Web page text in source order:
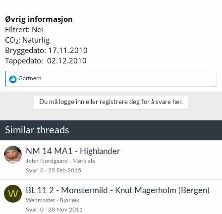
Øvrig informasjon
Filtrert: Nei
CO2: Naturlig
Bryggedato: 17.11.2010
Tappedato: 02.12.2010
R
e
a
n
e
r
:
Gartnern
Du må logge inn eller registrere deg for å svare her.
Similar threads
NM 14 MA1 - Highlander
John Nordgaard
Mørk ale
Svar 8 25 Feb 2015
W BL 11 2 - Monstermild - Knut Magerholm (Bergen)
Webmaster
Bjorleik
Svar 0 28 Nov 2011